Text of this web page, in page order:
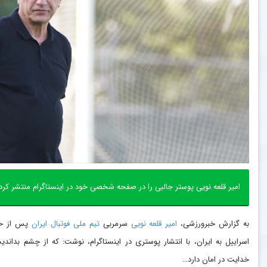
امیر قلعه نویی پوستر جالبی را در صفحه شخصی خود در اینستاگرام منتشر
به گزارش خبرورزشی، امیر قلعه نویی سرمربیتیم ملی فوتبال ایرانپس از
اسراییل به ایران، با انتشار پوستری در اینستاگرام، نوشت: که از چشم
خدایت در امان دارد…